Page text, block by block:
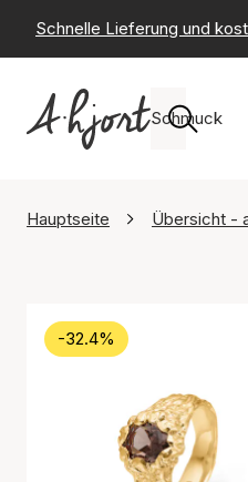
Schnelle Lieferung und
Schmuck
Hauptseite Übersicht -
-32.4%